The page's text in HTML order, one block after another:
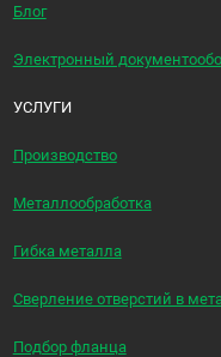
Блог
Электронный
УСЛУГИ
Производство
Металлообработка
Гибка металла
Сверление отверстий в
Подбор фланца